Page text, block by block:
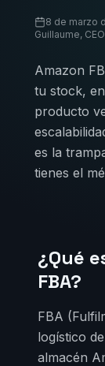
8 de marzo
Guillaume,
Amazon
tu stock,
producto
es la
tienes el
¿Qué
FBA?
FBA
logístico
almacén